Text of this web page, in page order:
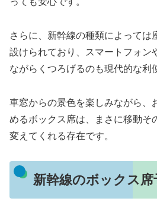
さらに、新幹線の種類によっては
設けられており、スマートフォン
ながらくつろげるのも現代的な利
車窓からの景色を楽しみながら、
めるボックス席は、まさに移動そ
変えてくれる存在です。
新幹線のボックス席